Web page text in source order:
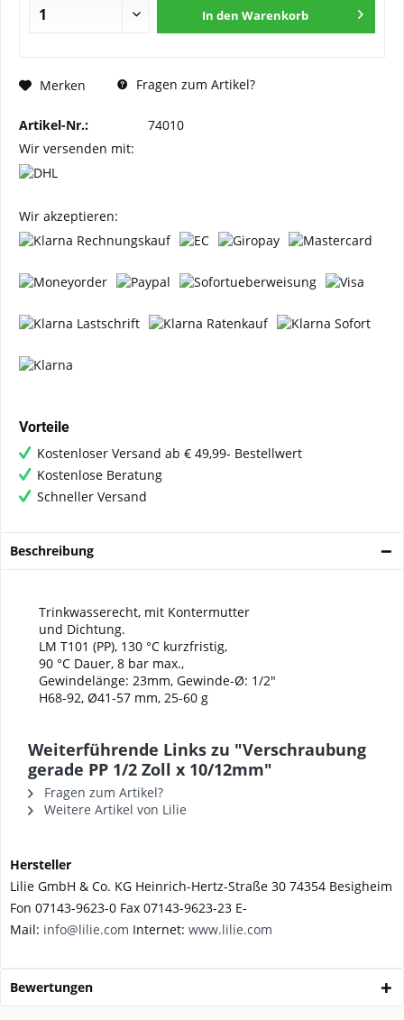
In den Warenkorb
Merken Fragen zum Artikel?
Artikel-Nr.:
74010
Wir versenden mit:
Wir akzeptieren:
Vorteile
Kostenloser Versand ab € 49,99- Bestellwert
Kostenlose Beratung
Schneller Versand
Beschreibung
Trinkwasserecht, mit Kontermutter
und Dichtung.
LM T101 (PP), 130 °C kurzfristig,
90 °C Dauer, 8 bar max.,
Gewindelänge: 23mm, Gewinde-Ø: 1/2"
H68-92, Ø41-57 mm, 25-60 g
Weiterführende Links zu "Verschraubung
gerade PP 1/2 Zoll x 10/12mm"
Fragen zum Artikel?
Weitere Artikel von Lilie
Hersteller
Lilie GmbH & Co. KG Heinrich-Hertz-Straße 30 74354 Besigheim
Fon 07143-9623-0 Fax 07143-9623-23 E-
Mail: info@lilie.com Internet: www.lilie.com
Bewertungen